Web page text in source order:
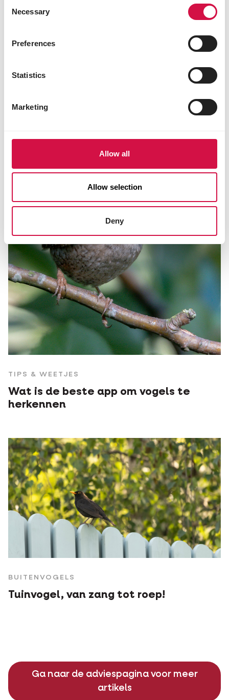
Selection
Necessary
Preferences
Statistics
Marketing
Allow all
Allow selection
Deny
BUITENVOGELS
zie je het verschil?
TIPS & WEETJES
Wat is de beste app om vogels te
herkennen
BUITENVOGELS
Tuinvogel, van zang tot roep!
Ga naar de adviespagina voor meer
artikels